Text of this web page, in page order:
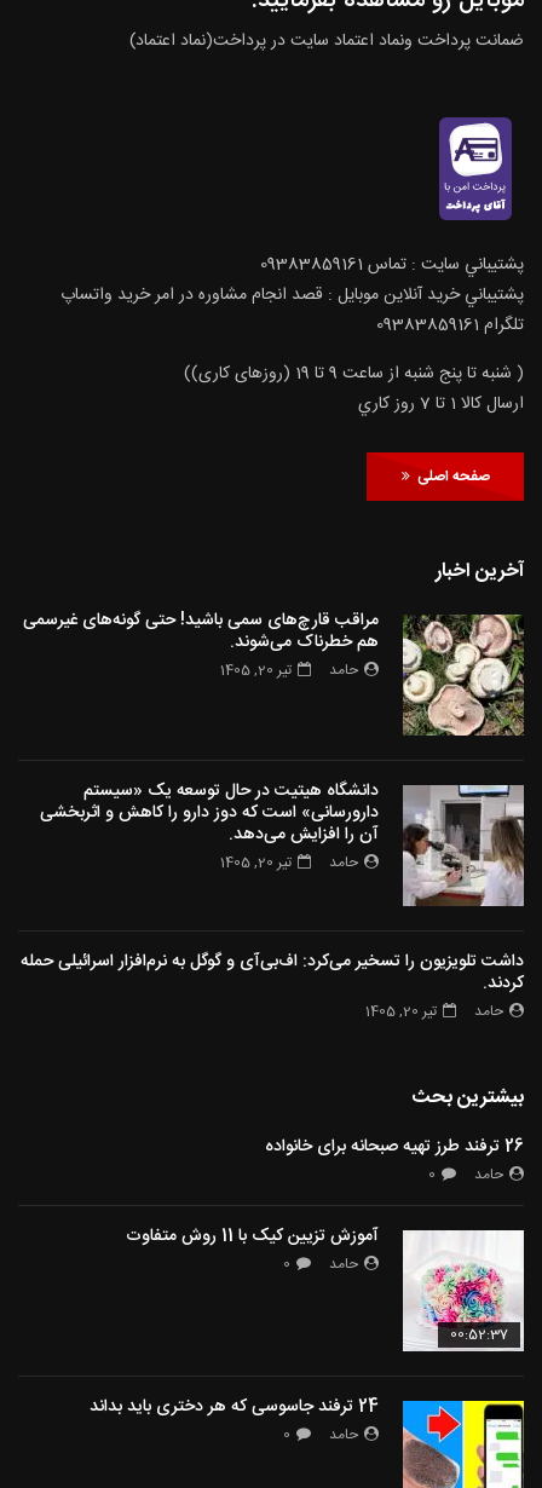
ضمانت پرداخت ونماد اعتماد سایت در پرداخت(نماد اعتماد)
پشتيباني سايت : تماس 09383859161
پشتيباني خريد آنلاين موبايل : قصد انجام مشاوره در امر خرید واتساپ
تلگرام 09383859161
( شنبه تا پنج شنبه از ساعت 9 تا 19 (روزهای کاری))
ارسال كالا 1 تا 7 روز كاري
صفحه اصلی
آخرین اخبار
مراقب قارچ‌های سمی باشید! حتی گونه‌های غیرسمی
هم خطرناک می‌شوند.
حامد تیر 20, 1405
دانشگاه هیتیت در حال توسعه یک «سیستم
دارورسانی» است که دوز دارو را کاهش و اثربخشی
آن را افزایش می‌دهد.
حامد تیر 20, 1405
داشت تلویزیون را تسخیر می‌کرد: اف‌بی‌آی و گوگل به نرم‌افزار اسرائیلی حمله
کردند.
حامد تیر 20, 1405
بیشترین بحث
26 ترفند طرز تهیه صبحانه برای خانواده
حامد 0
00:52:37
آموزش تزیین کیک با 11 روش متفاوت
حامد 0
24 ترفند جاسوسی که هر دختری باید بداند
حامد 0